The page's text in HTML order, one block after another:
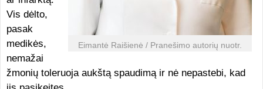
Eimantė Raišienė / Pranešimo autorių nuotr.
Vis dėlto,
pasak
medikės,
nemažai
žmonių toleruoja aukštą spaudimą ir nė nepastebi, kad